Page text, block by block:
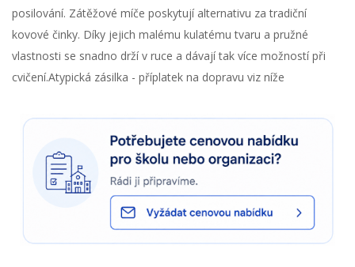
posilování. Zátěžové míče poskytují alternativu za tradiční
kovové činky. Díky jejich malému kulatému tvaru a pružné
vlastnosti se snadno drží v ruce a dávají tak více možností při
cvičení.Atypická zásilka - příplatek na dopravu viz níže